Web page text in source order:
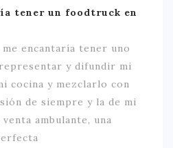
tener un foodtruck en
me encantaría tener uno
y difundir mi
cocina y mezclarlo con
de siempre y la de mi
ambulante, una